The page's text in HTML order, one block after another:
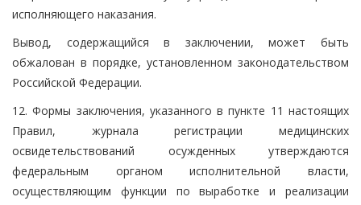
исполняющего наказания.
Вывод, содержащийся в заключении, может быть
обжалован в порядке, установленном законодательством
Российской Федерации.
12. Формы заключения, указанного в пункте 11 настоящих
Правил, журнала регистрации медицинских
освидетельствований осужденных утверждаются
федеральным органом исполнительной власти,
осуществляющим функции по выработке и реализации